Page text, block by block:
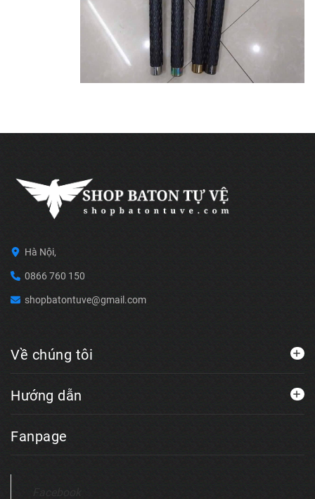
Hà Nội,
0866 760 150
shopbatontuve@gmail.com
Về chúng tôi
Hướng dẫn
Fanpage
Facebook